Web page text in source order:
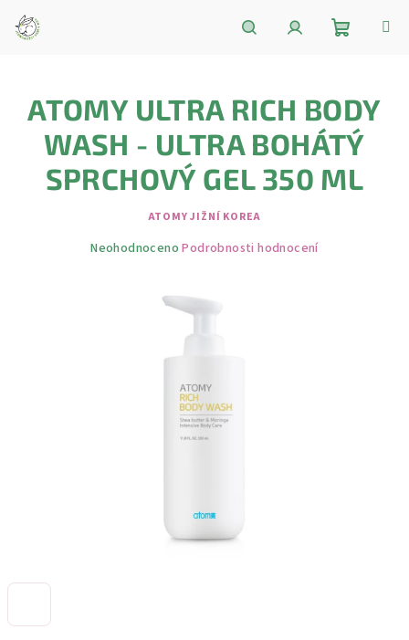
obsah
košík
ATOMY ULTRA RICH BODY
WASH - ULTRA BOHÁTÝ
SPRCHOVÝ GEL 350 ML
ATOMY JIŽNÍ KOREA
Průměrné
Neohodnoceno Podrobnosti hodnocení